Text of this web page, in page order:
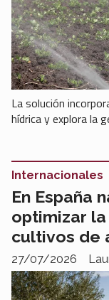
La solución
hídrica y explora la
En España
optimizar
cultivos de
Internacionales
27/07/2026